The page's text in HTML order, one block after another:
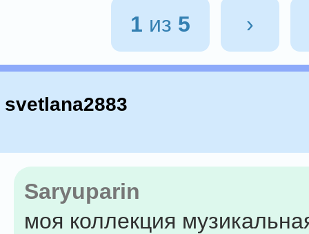
1 из 5 ›
svetlana2883
Saryuparin
моя коллекция